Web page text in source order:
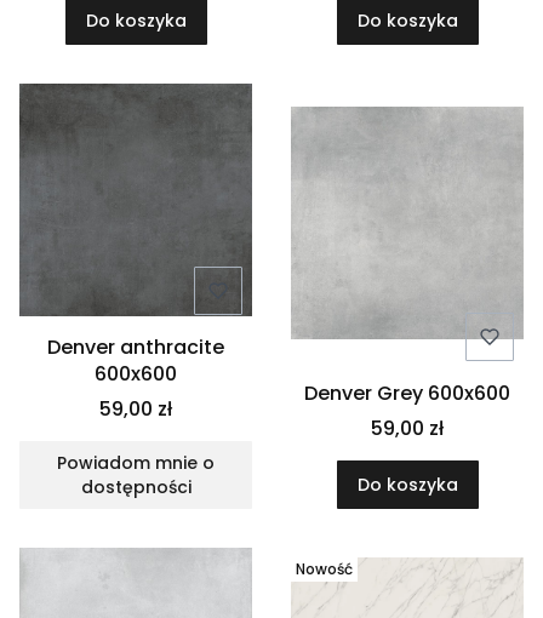
Do koszyka Do koszyka
Denver anthracite
600x600
59,00 zł
Powiadom mnie o
dostępności
Denver Grey 600x600
59,00 zł
Do koszyka
Nowość